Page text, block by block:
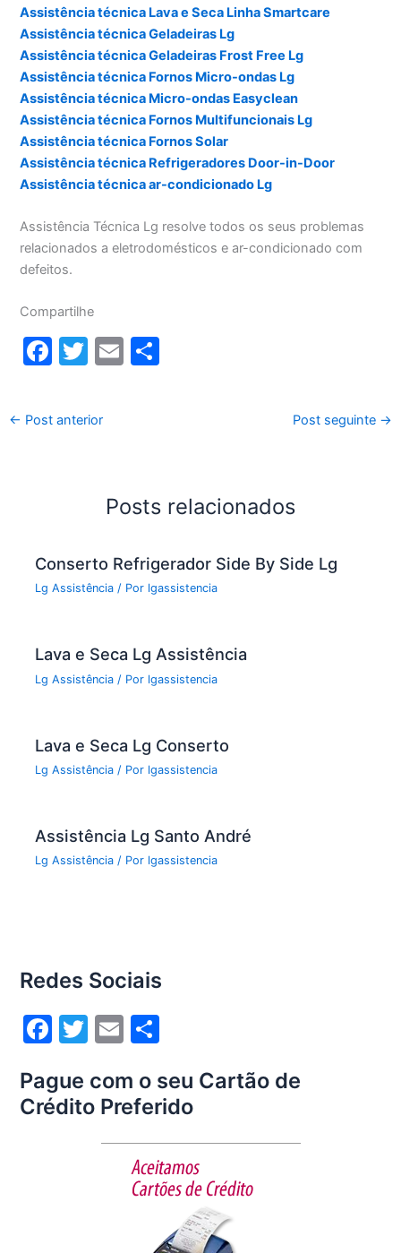
Assistência técnica Lava e Seca Linha Smartcare
Assistência técnica Geladeiras Lg
Assistência técnica Geladeiras Frost Free Lg
Assistência técnica Fornos Micro-ondas Lg
Assistência técnica Micro-ondas Easyclean
Assistência técnica Fornos Multifuncionais Lg
Assistência técnica Fornos Solar
Assistência técnica Refrigeradores Door-in-Door
Assistência técnica ar-condicionado Lg
Assistência Técnica Lg resolve todos os seus problemas
relacionados a eletrodomésticos e ar-condicionado com
defeitos.
Compartilhe
F
c
e
k
T
itt
er
E
← Post anterior Post seguinte →
Posts relacionados
Conserto Refrigerador Side By Side Lg
Lg Assistência / Por lgassistencia
Lava e Seca Lg Assistência
Lg Assistência / Por lgassistencia
Lava e Seca Lg Conserto
Lg Assistência / Por lgassistencia
Assistência Lg Santo André
Lg Assistência / Por lgassistencia
Redes Sociais
F
c
e
T
itt
er
E
ai
l
ar
e
Pague com o seu Cartão de
Crédito Preferido